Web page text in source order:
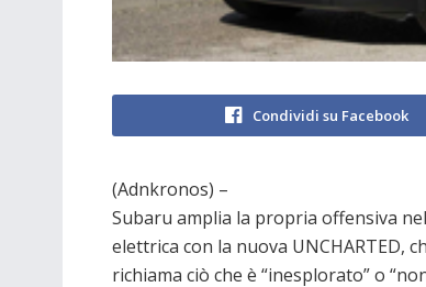
Condividi su Facebook
(Adnkronos) –
Subaru amplia la propria offensiva
elettrica con la nuova UNCHARTED,
richiama ciò che è “inesplorato” o